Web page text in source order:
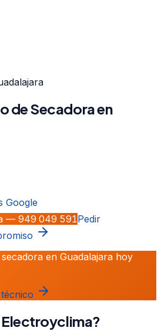
deSecadoraen
Google
— 949 049 591Pedir
en Guadalajara hoy
Electroyclima?